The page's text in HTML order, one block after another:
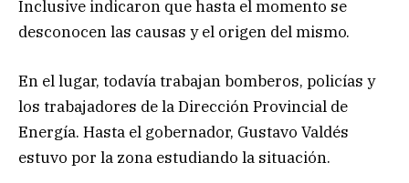
Inclusive indicaron que hasta el momento se
desconocen las causas y el origen del mismo.
En el lugar, todavía trabajan bomberos, policías y
los trabajadores de la Dirección Provincial de
Energía. Hasta el gobernador, Gustavo Valdés
estuvo por la zona estudiando la situación.